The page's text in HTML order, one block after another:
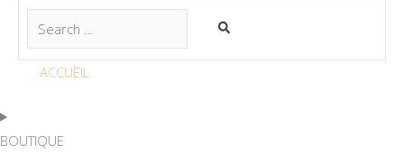
ACCUEIL
BOUTIQUE